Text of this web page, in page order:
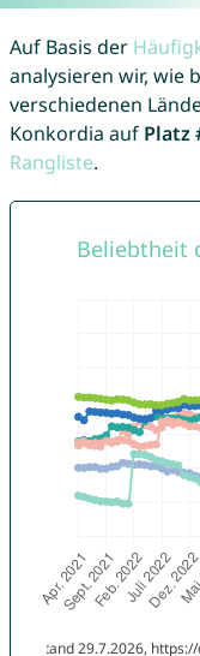
Auf Basis der
analysieren wir, wie
verschiedenen
Konkordia auf Platz
Rangliste.